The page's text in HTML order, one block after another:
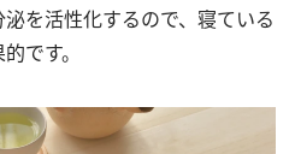
を活性化するので、寝ている
です。